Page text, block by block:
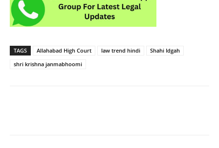
TAGS Allahabad High Court law trend hindi
Shahi Idgah
shri krishna janmabhoomi